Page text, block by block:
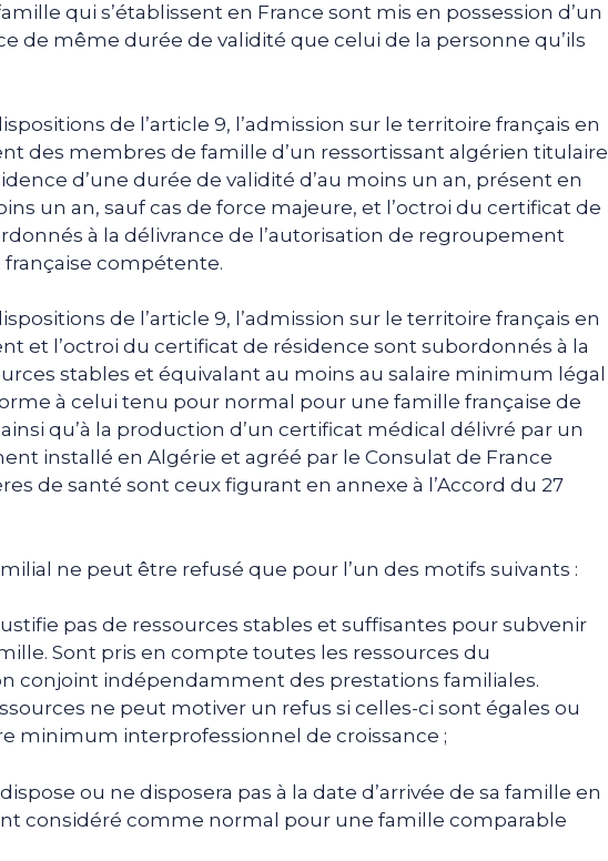
qui s’établissent en France sont mis en possession d’un
de même durée de validité que celui de la personne qu’ils
de l’article 9, l’admission sur le territoire français en
des membres de famille d’un ressortissant algérien titulaire
d’une durée de validité d’au moins un an, présent en
un an, sauf cas de force majeure, et l’octroi du certificat de
à la délivrance de l’autorisation de regroupement
française compétente.
de l’article 9, l’admission sur le territoire français en
et l’octroi du certificat de résidence sont subordonnés à la
stables et équivalant au moins au salaire minimum légal
à celui tenu pour normal pour une famille française de
qu’à la production d’un certificat médical délivré par un
installé en Algérie et agréé par le Consulat de France
de santé sont ceux figurant en annexe à l’Accord du 27
ne peut être refusé que pour l’un des motifs suivants :
pas de ressources stables et suffisantes pour subvenir
Sont pris en compte toutes les ressources du
conjoint indépendamment des prestations familiales.
ne peut motiver un refus si celles-ci sont égales ou
minimum interprofessionnel de croissance ;
ou ne disposera pas à la date d’arrivée de sa famille en
considéré comme normal pour une famille comparable